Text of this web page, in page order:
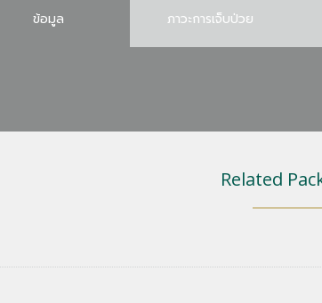
ข้อมูล ภาวะการเจ็บป่วย
Related